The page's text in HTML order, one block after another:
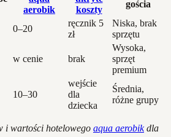
aerobik
koszty
gościa
0–20
ręcznik 5
zł
Niska, brak
sprzętu
w cenie brak
Wysoka,
sprzęt
premium
10–30
wejście
dla
dziecka
Średnia,
różne grupy
i wartości hotelowego aqua aerobikdla